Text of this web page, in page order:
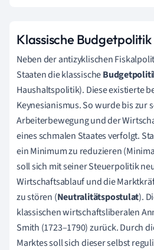
Klassische Budgetpolitik
Neben der antizyklischen
Staaten die klassische
Haushaltspolitik). Diese existierte
Keynesianismus. So wurde bis zur
Arbeiterbewegung und der
eines schmalen Staates verfolgt.
ein Minimum zu reduzieren
soll sich mit seiner Steuerpolitik
Wirtschaftsablauf und die
zu stören (Neutralitätspostulat).
klassischen wirtschaftsliberalen
Smith (1723–1790) zurück. Durch
Marktes soll sich dieser selbst